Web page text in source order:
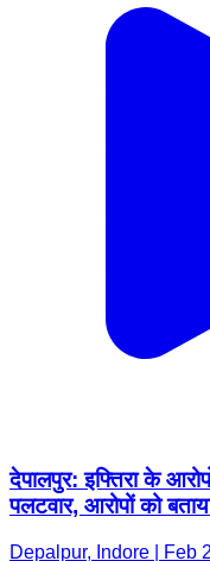
देपालपुर: इफ्तिरा के
पलटवार, आरोपों को
Depalpur, Indore | Feb